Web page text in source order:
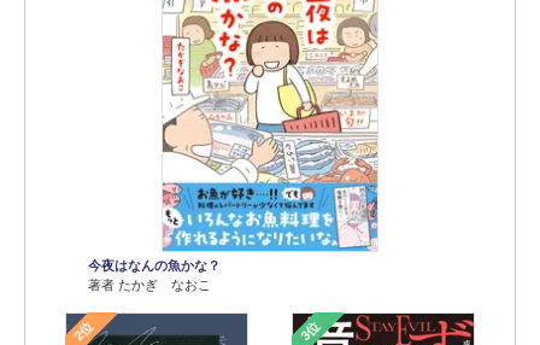
今夜はなんの魚かな？
著者 たかぎ なおこ
2位 3位